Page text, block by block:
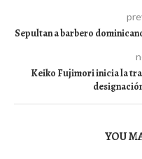
Sepultan a barbero
Keiko Fujimori inicia la
YOU